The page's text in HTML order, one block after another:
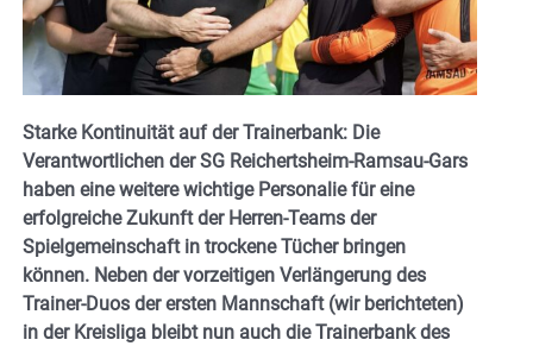
Starke Kontinuität auf der Trainerbank: Die
Verantwortlichen der SG Reichertsheim-Ramsau-Gars
haben eine weitere wichtige Personalie für eine
erfolgreiche Zukunft der Herren-Teams der
Spielgemeinschaft in trockene Tücher bringen
können. Neben der vorzeitigen Verlängerung des
Trainer-Duos der ersten Mannschaft (wir berichteten)
in der Kreisliga bleibt nun auch die Trainerbank des